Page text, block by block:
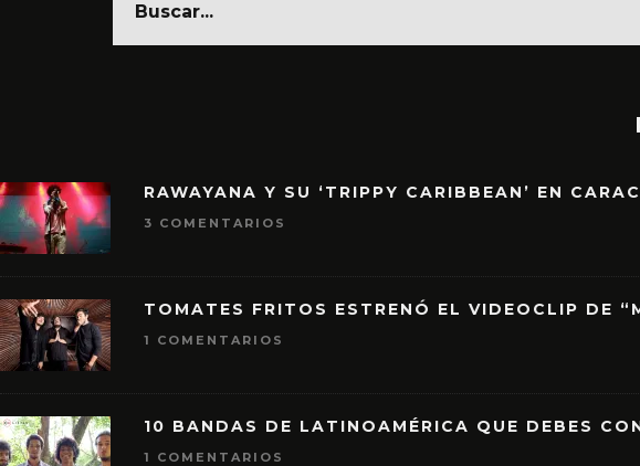
RAWAYANA Y SU ‘TRIPPY CARIBBEAN’ EN
3 COMENTARIOS
TOMATES FRITOS ESTRENÓ EL VIDEOCLIP DE
1 COMENTARIOS
10 BANDAS DE LATINOAMÉRICA QUE DEBES
1 COMENTARIOS